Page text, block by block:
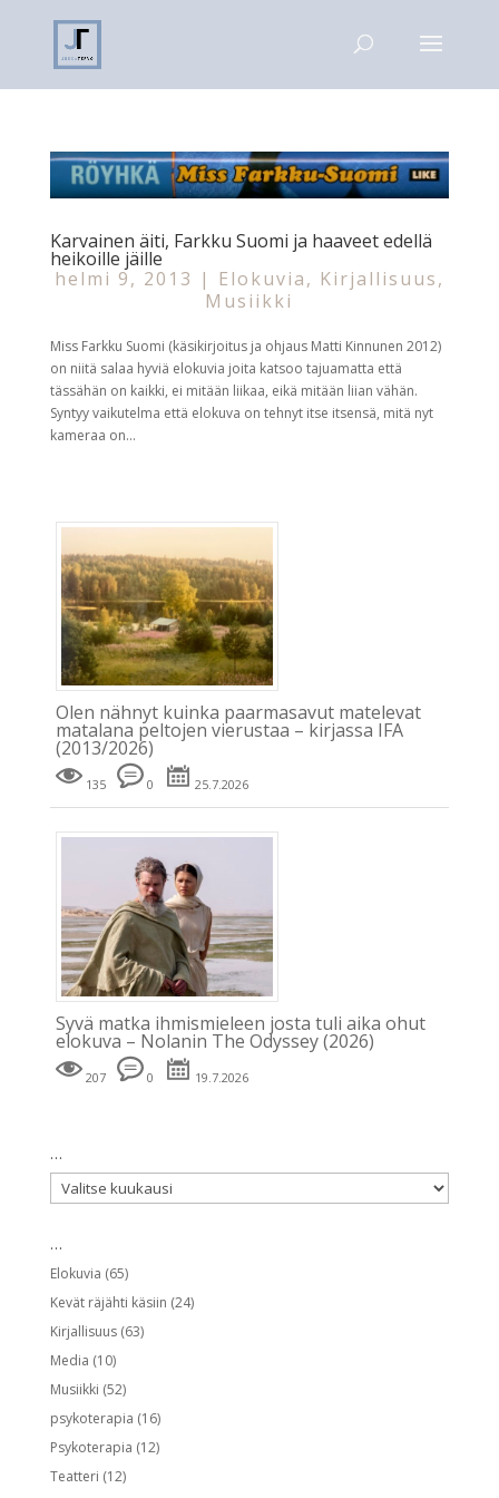
Karvainen äiti, Farkku Suomi ja haaveet edellä
heikoille jäille
helmi 9, 2013 | Elokuvia, Kirjallisuus,
Musiikki
Miss Farkku Suomi (käsikirjoitus ja ohjaus Matti Kinnunen 2012)
on niitä salaa hyviä elokuvia joita katsoo tajuamatta että
tässähän on kaikki, ei mitään liikaa, eikä mitään liian vähän.
Syntyy vaikutelma että elokuva on tehnyt itse itsensä, mitä nyt
kameraa on...
Olen nähnyt kuinka paarmasavut matelevat
matalana peltojen vierustaa – kirjassa IFA
(2013/2026)
135 0 25.7.2026
Syvä matka ihmismieleen josta tuli aika ohut
elokuva – Nolanin The Odyssey (2026)
207 0 19.7.2026
…
…
Elokuvia (65)
Kevät räjähti käsiin (24)
Kirjallisuus(63)
Media (10)
Musiikki (52)
psykoterapia (16)
Psykoterapia (12)
Teatteri (12)